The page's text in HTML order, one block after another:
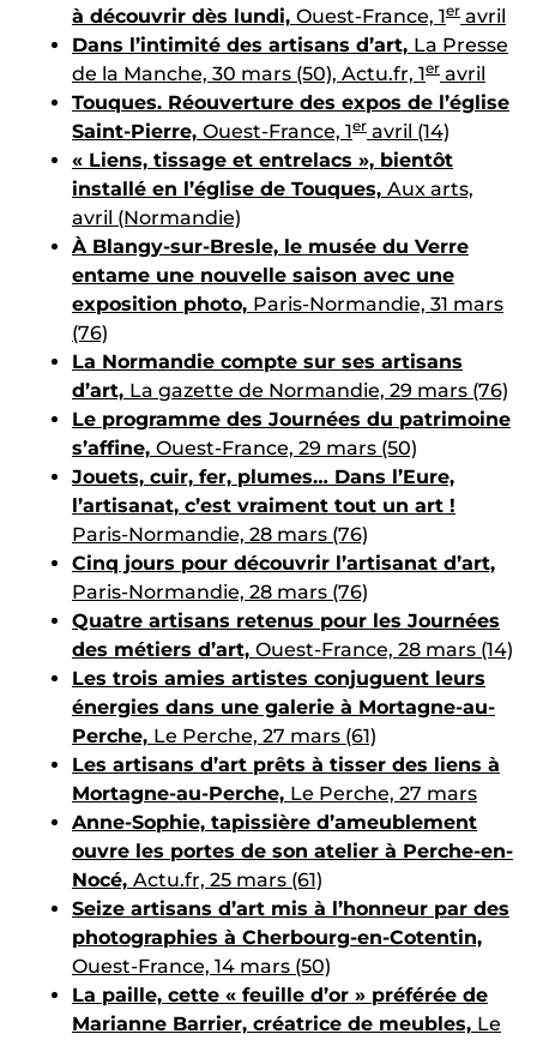
à découvrir dès lundi, Ouest-France, 1er avril
Dans l’intimité des artisans d’art, La Presse
de la Manche, 30 mars (50), Actu.fr, 1er avril
Touques. Réouverture des expos de l’église
Saint-Pierre, Ouest-France, 1er avril (14)
« Liens, tissage et entrelacs », bientôt
installé en l’église de Touques, Aux arts,
avril (Normandie)
À Blangy-sur-Bresle, le musée du Verre
entame une nouvelle saison avec une
exposition photo, Paris-Normandie, 31 mars
(76)
La Normandie compte sur ses artisans
d’art, La gazette de Normandie, 29 mars (76)
Le programme des Journées du patrimoine
s’affine, Ouest-France, 29 mars (50)
Jouets, cuir, fer, plumes… Dans l’Eure,
l’artisanat, c’est vraiment tout un art !
Paris-Normandie, 28 mars (76)
Cinq jours pour découvrir l’artisanat d’art,
Paris-Normandie, 28 mars (76)
Quatre artisans retenus pour les Journées
des métiers d’art, Ouest-France, 28 mars (14)
Les trois amies artistes conjuguent leurs
énergies dans une galerie à Mortagne-au-
Perche, Le Perche, 27 mars (61)
Les artisans d’art prêts à tisser des liens à
Mortagne-au-Perche, Le Perche, 27 mars
Anne-Sophie, tapissière d’ameublement
ouvre les portes de son atelier à Perche-en-
Nocé, Actu.fr, 25 mars (61)
Seize artisans d’art mis à l’honneur par des
photographies à Cherbourg-en-Cotentin,
Ouest-France, 14 mars (50)
La paille, cette « feuille d’or » préférée de
Marianne Barrier, créatrice de meubles, Le